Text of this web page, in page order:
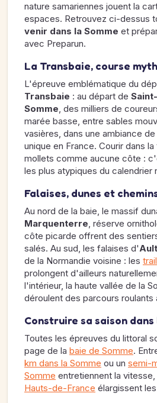
nature samariennes jouent la
espaces. Retrouvez ci-dessus
venir dans la Somme et
avec Preparun.
La Transbaie, course
L'épreuve emblématique du
Transbaie : au départ de
Somme, des milliers de
marée basse, entre sables
vasières, dans une ambiance
unique en France. Courir dans
mollets comme aucune côte :
les plus atypiques du calendrier
Falaises, dunes et
Au nord de la baie, le massif
Marquenterre, réserve
côte picarde offrent des
salés. Au sud, les falaises d'Ault
de la Normandie voisine : les
prolongent d'ailleurs
l'intérieur, la haute vallée de la
déroulent des parcours roulants
Construire sa saison dans
Toutes les épreuves du littoral
page de la baie de Somme.
km dans la Somme ou un semi-
Somme entretiennent la
Hauts-de-France élargissent